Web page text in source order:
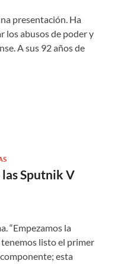
presentación. Ha
los abusos de poder y
A sus 92 años de
Sputnik V
“Empezamos la
tenemos listo el primer
esta